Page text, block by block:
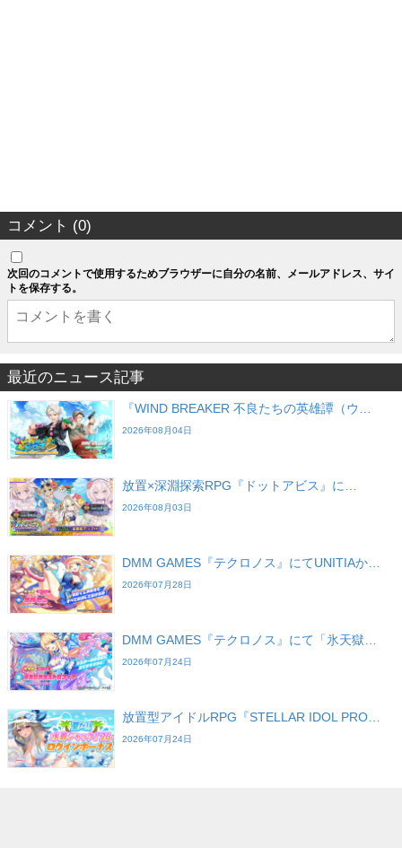
コメント (0)
次回のコメントで使用するためブラウザーに自分の名前、メールアドレス、サイ
トを保存する。
最近のニュース記事
『WIND BREAKER 不良たちの英雄譚（ウ…
2026年08月04日
放置×深淵探索RPG『ドットアビス』に…
2026年08月03日
DMM GAMES『テクロノス』にてUNITIAか…
2026年07月28日
DMM GAMES『テクロノス』にて「氷天獄…
2026年07月24日
放置型アイドルRPG『STELLAR IDOL PRO…
2026年07月24日